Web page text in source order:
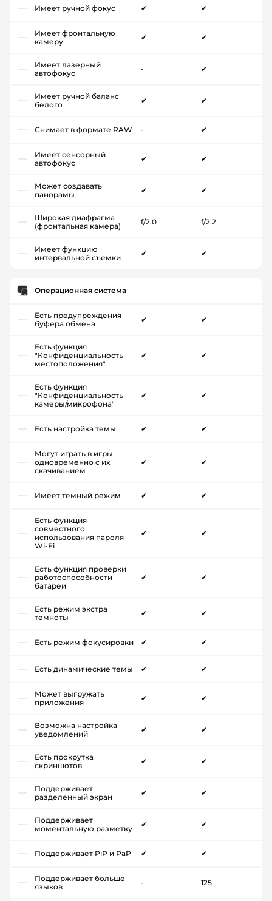
Имеет ручной фокус ✔ ✔
Имеет фронтальную
камеру
✔ ✔
Имеет лазерный
автофокус
- ✔
Имеет ручной баланс
белого
✔ ✔
Снимает в формате RAW - ✔
Имеет сенсорный
автофокус
✔ ✔
Может создавать
панорамы
✔ ✔
Широкая диафрагма
(фронтальная камера)
f/2.0 f/2.2
Имеет функцию
интервальной съемки
✔ ✔
Операционная система
Есть предупреждения
буфера обмена
✔ ✔
Есть функция
"Конфиденциальность
местоположения"
✔ ✔
Есть функция
"Конфиденциальность
камеры/микрофона"
✔ ✔
Есть настройка темы ✔ ✔
Могут играть в игры
одновременно с их
скачиванием
✔ ✔
Имеет темный режим ✔ ✔
Есть функция
совместного
использования пароля
Wi-Fi
✔ ✔
Есть функция проверки
работоспособности
батареи
✔ ✔
Есть режим экстра
темноты
✔ ✔
Есть режим фокусировки ✔ ✔
Есть динамические темы ✔ ✔
Может выгружать
приложения
✔ ✔
Возможна настройка
уведомлений
✔ ✔
Есть прокрутка
скриншотов
✔ ✔
Поддерживает
разделенный экран
✔ ✔
Поддерживает
моментальную разметку
✔ ✔
Поддерживает PiP и PaP ✔ ✔
Поддерживает больше
языков
- 125